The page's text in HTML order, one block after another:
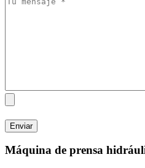
Máquina de prensa